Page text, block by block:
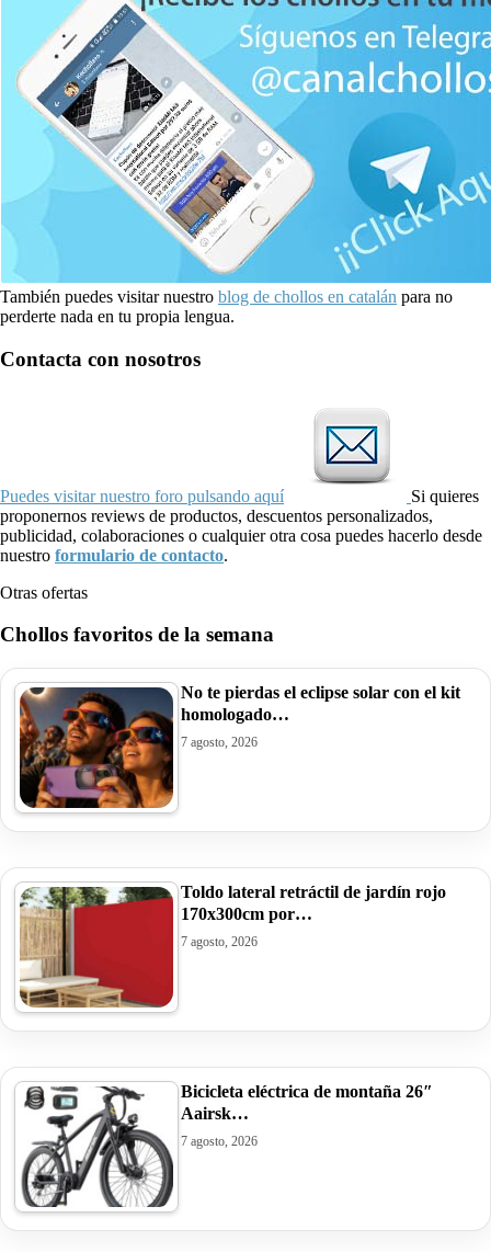
También puedes visitar nuestro blog de chollos en catalán para no
perderte nada en tu propia lengua.
Contacta con nosotros
Puedes visitar nuestro foro pulsando aquí
Si quieres
proponernos reviews de productos, descuentos personalizados,
publicidad, colaboraciones o cualquier otra cosa puedes hacerlo desde
nuestro formulario de contacto.
Otras ofertas
Chollos favoritos de la semana
No te pierdas el eclipse solar con el kit
homologado…
7 agosto, 2026
Toldo lateral retráctil de jardín rojo
170x300cm por…
7 agosto, 2026
Bicicleta eléctrica de montaña 26″
Aairsk…
7 agosto, 2026